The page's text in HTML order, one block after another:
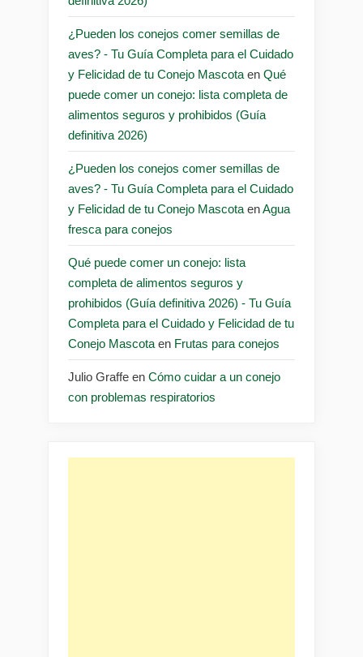
¿Pueden los conejos comer semillas de
aves? - Tu Guía Completa para el Cuidado
y Felicidad de tu Conejo Mascota en Qué
puede comer un conejo: lista completa de
alimentos seguros y prohibidos (Guía
definitiva 2026)
¿Pueden los conejos comer semillas de
aves? - Tu Guía Completa para el Cuidado
y Felicidad de tu Conejo Mascota enAgua
fresca para conejos
Qué puede comer un conejo: lista
completa de alimentos seguros y
prohibidos (Guía definitiva 2026) - Tu Guía
Completa para el Cuidado y Felicidad de tu
Conejo Mascota en Frutas para conejos
Julio Graffe en Cómo cuidar a un conejo
con problemas respiratorios